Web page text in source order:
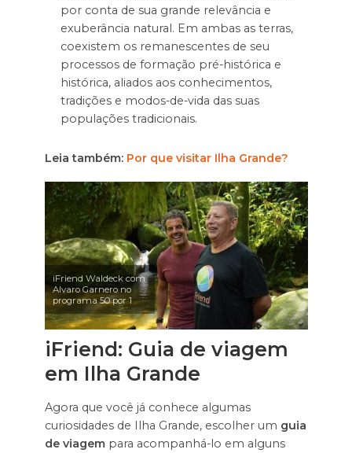
por conta de sua grande relevância e
exuberância natural. Em ambas as terras,
coexistem os remanescentes de seu
processos de formação pré-histórica e
histórica, aliados aos conhecimentos,
tradições e modos-de-vida das suas
populações tradicionais.
Leia também: Por que visitar Ilha Grande?
iFriend Waldeck com
Alvaro Garnero no
programa 50 por 1
iFriend: Guia de viagem
em Ilha Grande
Agora que você já conhece algumas
curiosidades de Ilha Grande, escolher um guia
de viagempara acompanhá-lo em alguns